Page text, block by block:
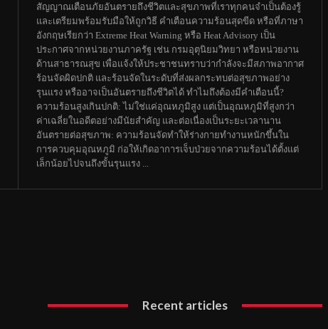
สัญญาณเตือนภัยอันตรายถึงชีวิตและสุขภาพที่เราทุกคนจำเป็นต้องรู้
และเตรียมพร้อมรับมือให้ถูกวิธี คำเตือนความร้อนสุดขีด หรือที่ภาษา
อังกฤษเรียกว่า Extreme Heat Warning หรือ Heat Advisory เป็น
ประกาศจากหน่วยงานภาครัฐ เช่น กรมอุตุนิยมวิทยา หรือหน่วยงาน
ด้านสาธารณสุข เพื่อแจ้งให้ประชาชนทราบว่ากำลังจะมีสภาพอากาศ
ร้อนจัดผิดปกติ และร้อนจัดในระดับที่ส่งผลกระทบต่อสุขภาพอย่าง
รุนแรง หรืออาจเป็นอันตรายถึงชีวิตได้ ทำไมถึงต้องมีคำเตือนนี้?
ความร้อนสูงเกินปกติ: ไม่ใช่แค่อุณหภูมิสูง แต่เป็นอุณหภูมิที่สูงกว่า
ค่าเฉลี่ยในอดีตอย่างมีนัยสำคัญ และต่อเนื่องเป็นระยะเวลานาน
อันตรายต่อสุขภาพ: ความร้อนจัดทำให้ร่างกายทำงานหนักขึ้นใน
การควบคุมอุณหภูมิ ก่อให้เกิดอาการเจ็บป่วยจากความร้อนได้ตั้งแต่
เล็กน้อยไปจนถึงขั้นรุนแรง ...
Recent articles